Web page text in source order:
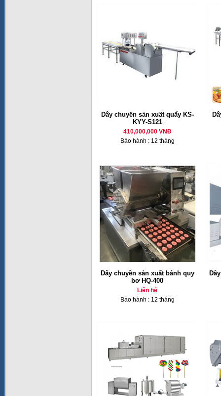
Dây chuyền sản xuất quẩy KS-
KYY-S121
410,000,000 VNĐ
Bảo hành : 12 tháng
Dây chuyền sản xuất bánh quy
bơ HQ-400
Liên hệ
Bảo hành : 12 tháng